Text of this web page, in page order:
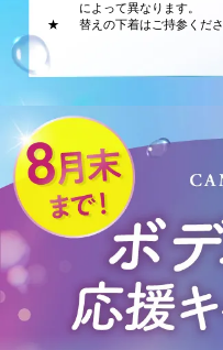
によって異なります。
★
替えの下着はご持参くださ